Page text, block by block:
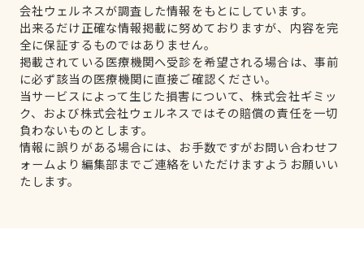
会社ウェルネスが調査した情報をもとにしています。
出来るだけ正確な情報掲載に努めておりますが、内容を完
全に保証するものではありません。
掲載されている医療機関へ受診を希望される場合は、事前
に必ず該当の医療機関に直接ご確認ください。
当サービスによって生じた損害について、株式会社ギミッ
ク、および株式会社ウェルネスではその賠償の責任を一切
負わないものとします。
情報に誤りがある場合には、お手数ですがお問い合わせフ
ォームより編集部までご連絡をいただけますようお願いい
たします。